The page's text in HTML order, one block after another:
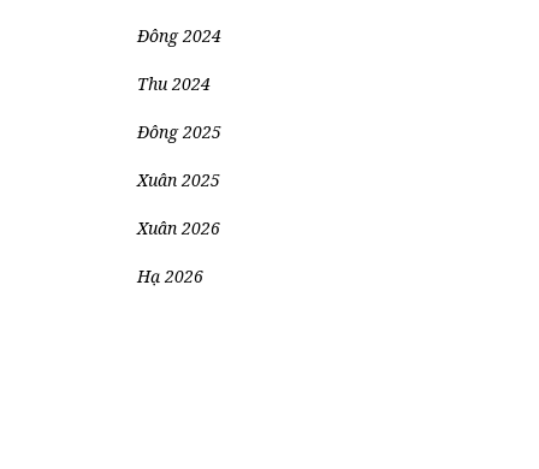
Đông 2024
Thu 2024
Đông 2025
Xuân 2025
Xuân 2026
Hạ 2026